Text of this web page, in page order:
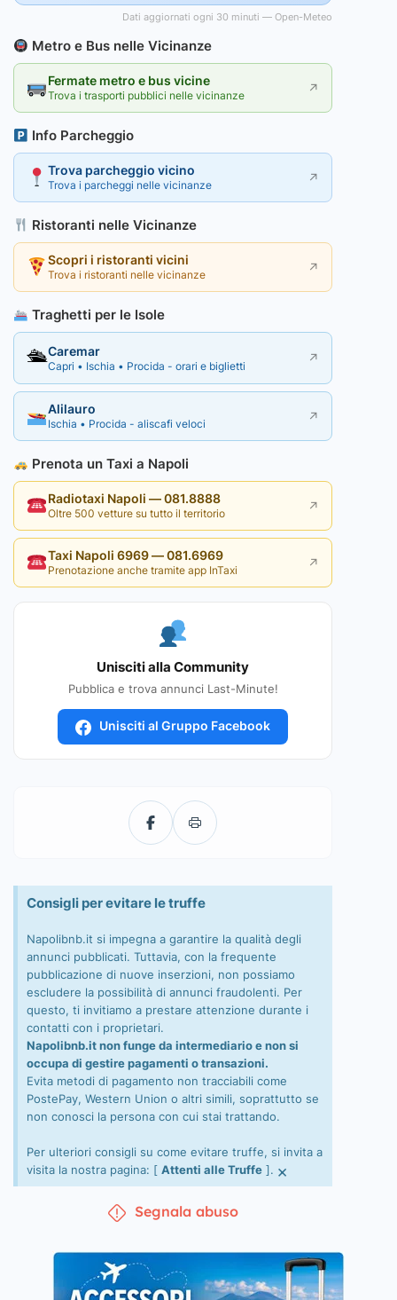
Dati aggiornati ogni 30 minuti — Open-Meteo
Metro e Bus nelle Vicinanze
Fermate metro e bus vicine
Trova i trasporti pubblici nelle vicinanze ↗
Info Parcheggio
Trova parcheggio vicino
Trova i parcheggi nelle vicinanze ↗
Ristoranti nelle Vicinanze
Scopri i ristoranti vicini
Trova i ristoranti nelle vicinanze ↗
Traghetti per le Isole
🛳Caremar
Capri • Ischia • Procida - orari e biglietti ↗
Alilauro
Ischia • Procida - aliscafi veloci ↗
Prenota un Taxi a Napoli
Radiotaxi Napoli — 081.8888
Oltre 500 vetture su tutto il territorio ↗
Taxi Napoli 6969 — 081.6969
Prenotazione anche tramite app InTaxi ↗
Unisciti alla Community
Pubblica e trova annunci Last-Minute!
Unisciti al Gruppo Facebook
Consigli per evitare le truffe
Napolibnb.it si impegna a garantire la qualità degli
annunci pubblicati. Tuttavia, con la frequente
pubblicazione di nuove inserzioni, non possiamo
escludere la possibilità di annunci fraudolenti. Per
questo, ti invitiamo a prestare attenzione durante i
contatti con i proprietari.
Napolibnb.it non funge da intermediario e non si
occupa di gestire pagamenti o transazioni.
Evita metodi di pagamento non tracciabili come
PostePay, Western Union o altri simili, soprattutto se
non conosci la persona con cui stai trattando.
Per ulteriori consigli su come evitare truffe, si invita a
visita la nostra pagina: [ Attenti alle Truffe ]. ×
Segnala abuso